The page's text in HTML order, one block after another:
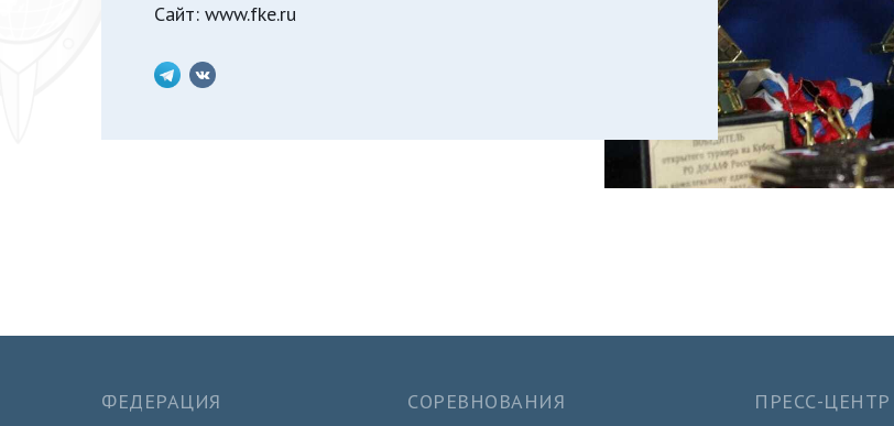
Сайт: www.fke.ru
ФЕДЕРАЦИЯ СОРЕВНОВАНИЯ ПРЕСС-ЦЕНТР